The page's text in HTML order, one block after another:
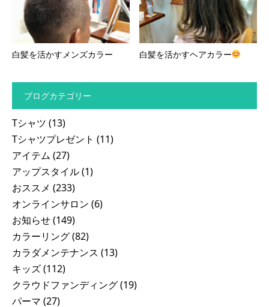
白髪を活かすメンズカラー 白髪を活かすヘアカラー
ブログカテゴリー
Tシャツ (13)
Tシャツプレゼント (11)
アイテム (27)
アップスタイル(1)
おススメ (233)
オンラインサロン (6)
お知らせ(149)
カラーリング(82)
カラダメンテナンス (13)
キッズ(112)
クラウドファンディング(19)
パーマ (27)